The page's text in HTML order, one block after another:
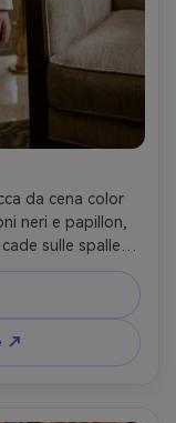
da cena color
neri e papillon,
sulle spalle e
hall d'hotel in
con lieve
media, alta
ar 4:5
↗